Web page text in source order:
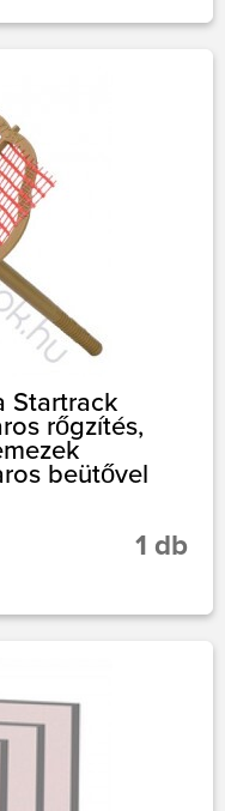
Startrack
rőgzítés,
beütővel
1 db